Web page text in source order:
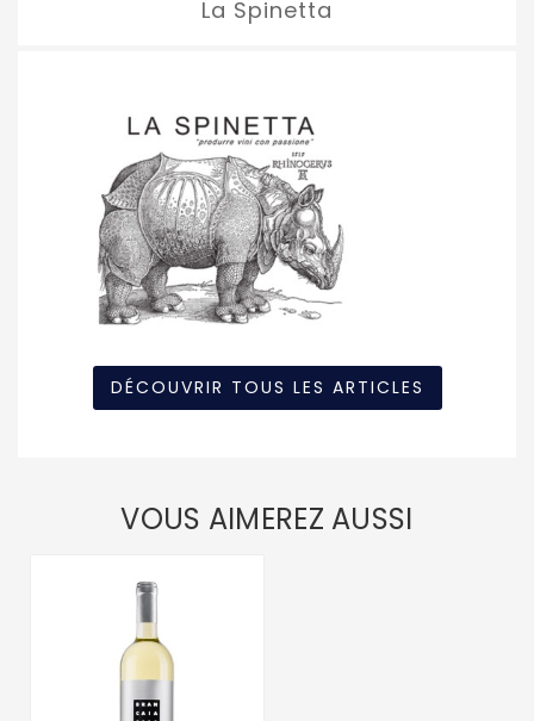
La Spinetta
DÉCOUVRIR TOUS LES ARTICLES
VOUS AIMEREZ AUSSI